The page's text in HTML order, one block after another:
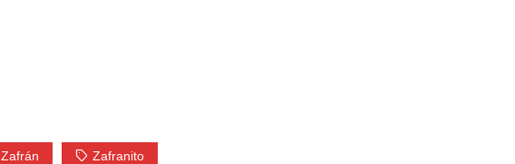
Zafrán Zafranito